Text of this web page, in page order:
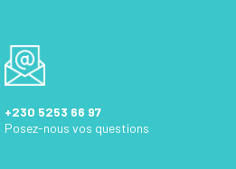
+230 5253 66 97
Posez-nous vos questions